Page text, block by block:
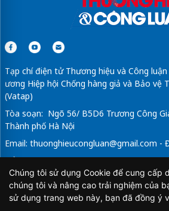
Tạp chí điện tử Thương hiệu và Công
ương Hiệp hội Chống hàng giả và Bảo vệ
(Vatap)
Tòa soạn: Ngõ 56/ B5D6 Trương Công
Thành phố Hà Nội
Email: thuonghieucongluan@gmail.com -
Tổng Biên Tập: Vũ Đức Thuận
Giấy phép hoạt động báo chí điện tử số
Thông tin và Truyền thông cấp ngày 21/
Chúng tôi sử dụng Cookie để cung cấp
chúng tôi và nâng cao trải nghiệm của
sử dụng trang web này, bạn đã đồng ý